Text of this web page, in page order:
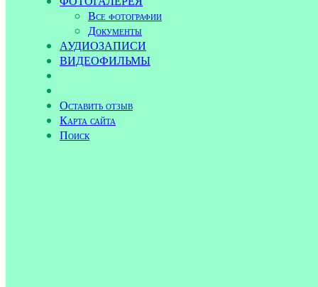
Все фотографии
Документы
АУДИОЗАПИСИ
ВИДЕОФИЛЬМЫ
Оставить отзыв
Карта сайта
Поиск